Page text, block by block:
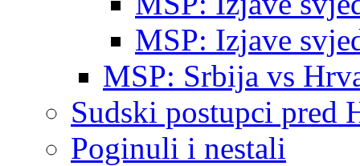
MSP: Izjave
MSP: Srbija vs
Sudski postupci pred
Poginuli i nestali